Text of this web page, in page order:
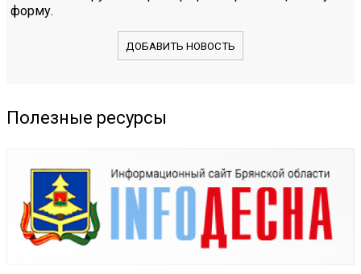
форму.
ДОБАВИТЬ НОВОСТЬ
Полезные ресурсы